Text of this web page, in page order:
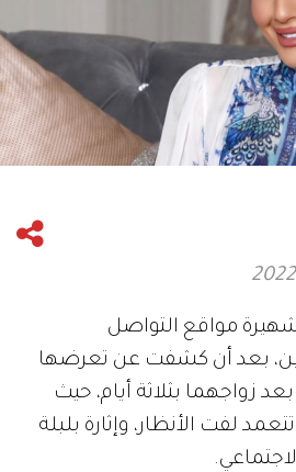
مواقع التواصل
بعد أن كشفت عن تعرضها
زواجهما بثلاثة أيام، حيث
لفت الأنظار، وإثارة بلبلة